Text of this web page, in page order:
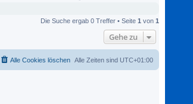
Die Suche ergab 0 Treffer • Seite 1 von 1
Gehe zu
Alle Zeiten sind UTC+01:00
Alle Cookies löschen